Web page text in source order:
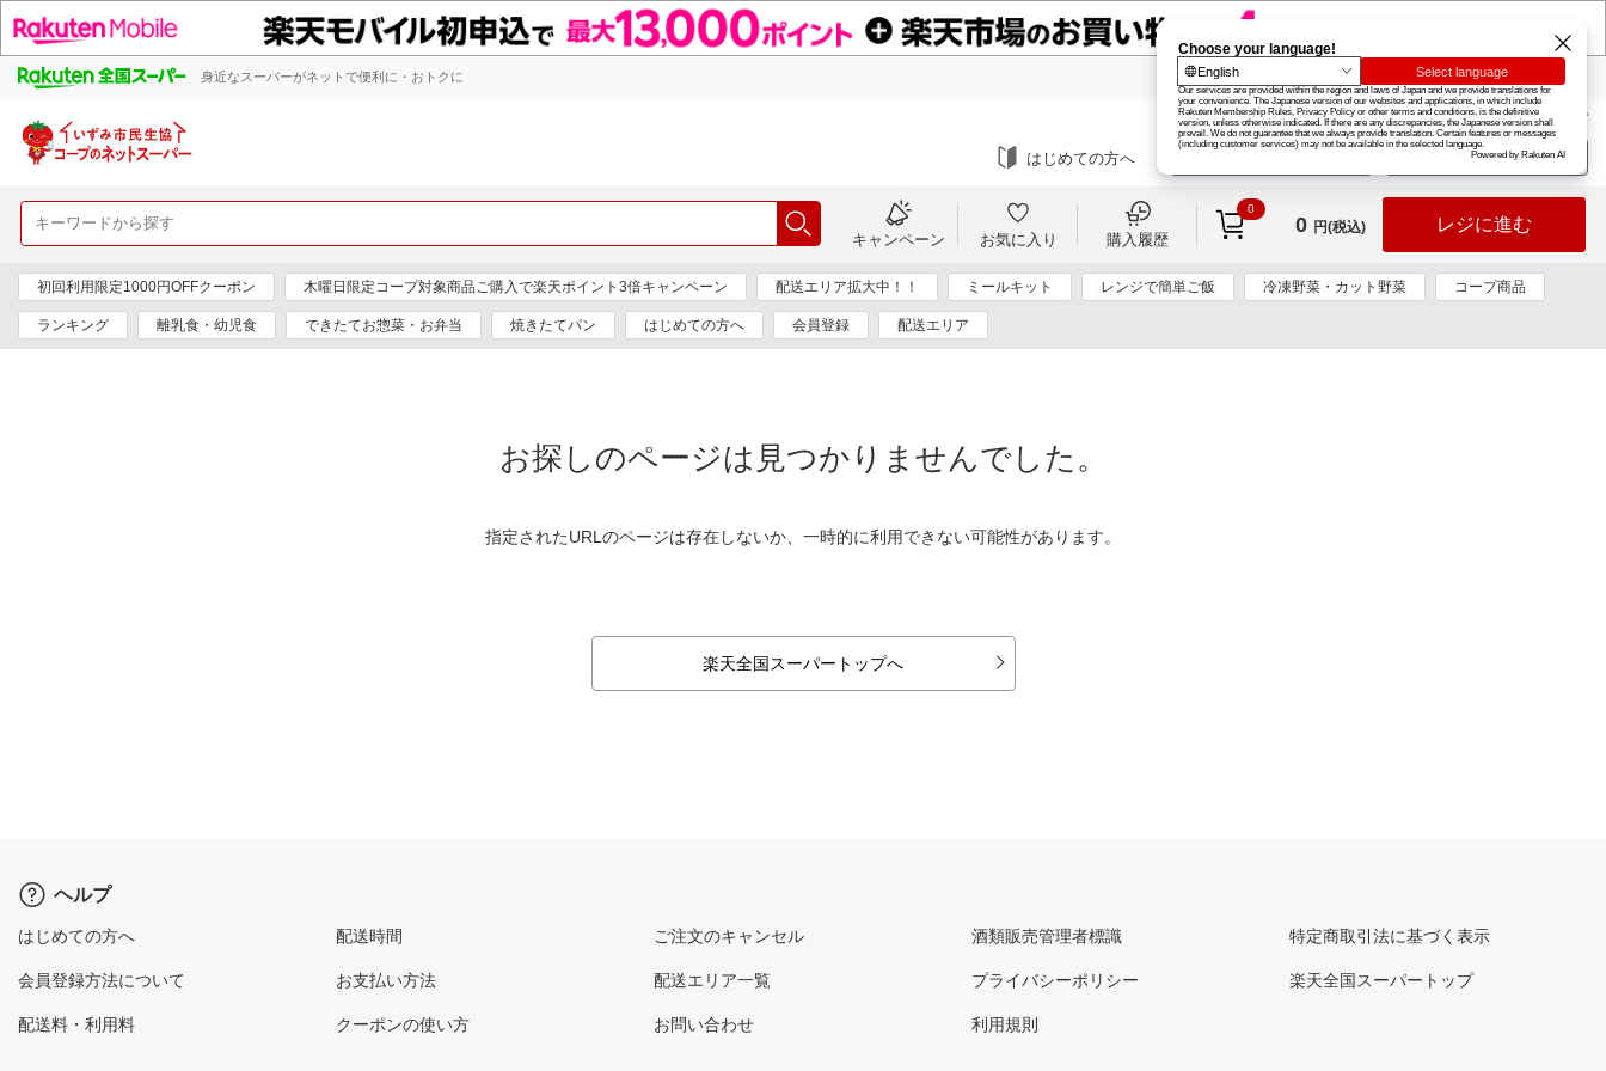
身近なスーパーがネットで便利に・おトクに 楽天グループ カード
お知らせ ヘルプ
はじめての方へ ログイン
キャンペーン お気に入り 購入履歴
0
0 円(税込) レジに進む
初回利用限定1000円OFFクーポン 木曜日限定コープ対象商品ご購入で楽天ポイント3倍キャンペーン 配送エリア拡大中！！ ミールキット レンジで簡単ご飯 冷凍野菜・カット野菜 コープ商品
ランキング 離乳食・幼児食 できたてお惣菜・お弁当 焼きたてパン はじめての方へ 会員登録 配送エリア
お探しのページは見つかりませんでした。
指定されたURLのページは存在しないか、一時的に利用できない可能性があります。
楽天全国スーパートップへ
ヘルプ
はじめての方へ
会員登録方法について
配送料・利用料
配送時間
お支払い方法
クーポンの使い方
ご注文のキャンセル
配送エリア一覧
お問い合わせ
酒類販売管理者標識
プライバシーポリシー
利用規則
特定商取引法に基づく表示
楽天全国スーパートップ